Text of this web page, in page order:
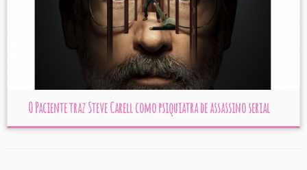
O Paciente traz Steve Carell como psiquiatra de assassino serial